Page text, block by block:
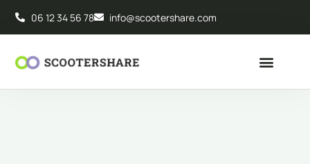
06 12 34 56 78 info@scootershare.com